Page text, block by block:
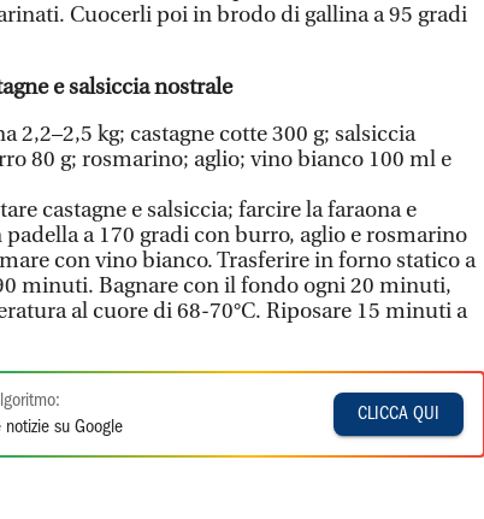
Cuocerli poi in brodo di gallina a 95 gradi
e salsiccia nostrale
2,2–2,5 kg; castagne cotte 300 g; salsiccia
80 g; rosmarino; aglio; vino bianco 100 ml e
castagne e salsiccia; farcire la faraona e
padella a 170 gradi con burro, aglio e rosmarino
con vino bianco. Trasferire in forno statico a
minuti. Bagnare con il fondo ogni 20 minuti,
al cuore di 68-70°C. Riposare 15 minuti a
su Google
CLICCA QUI